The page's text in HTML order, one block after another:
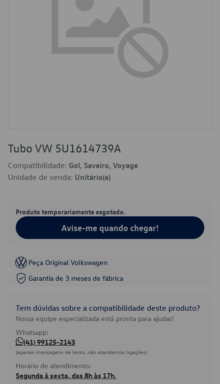
Tubo VW 5U1614739A
Compatibilidade: Gol, Saveiro, Voyage
Unidade de venda: Unitário(a)
Produto temporariamente esgotado.
Avise-me quando chegar!
Peça Original Volkswagen
Garantia de 3 meses de fábrica
Tem dúvidas sobre a compatibilidade deste produto?
Nossa equipe especializada está pronta para ajudar!
Whatsapp:
(41) 99125-2143
(apenas mensagens de texto, não atendemos ligações)
Horário de atendimento:
Segunda à sexta, das 8h às 17h.